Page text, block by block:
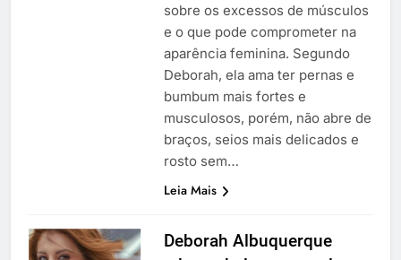
sobre os excessos de músculos
e o que pode comprometer na
aparência feminina. Segundo
Deborah, ela ama ter pernas e
bumbum mais fortes e
musculosos, porém, não abre de
braços, seios mais delicados e
rosto sem…
Leia Mais
Deborah Albuquerque